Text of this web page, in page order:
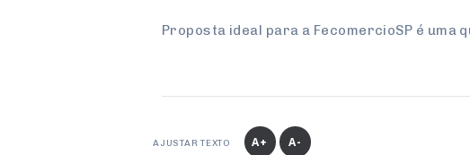
Proposta ideal para a FecomercioSP é uma
AJUSTAR TEXTO A+ A-